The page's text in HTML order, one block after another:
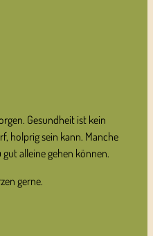
Gesundheit ist kein
holprig sein kann. Manche
alleine gehen können.
gerne.